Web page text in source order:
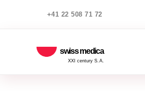
+41 22 508 71 72
swiss medica
XXI century S.A.